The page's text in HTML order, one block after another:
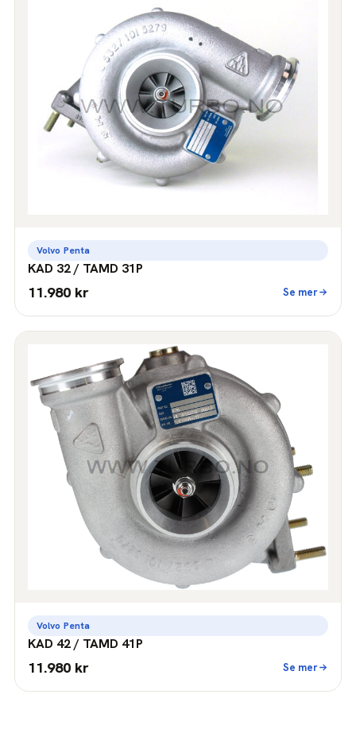
Volvo Penta
KAD 32 / TAMD 31P
11.980 kr Se mer
Volvo Penta
KAD 42 / TAMD 41P
11.980 kr Se mer